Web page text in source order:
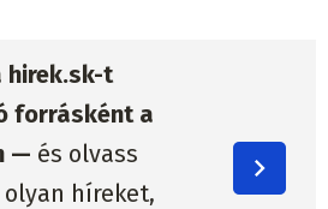
hirek.sk-t
forrásként a
— és olvass
híreket,